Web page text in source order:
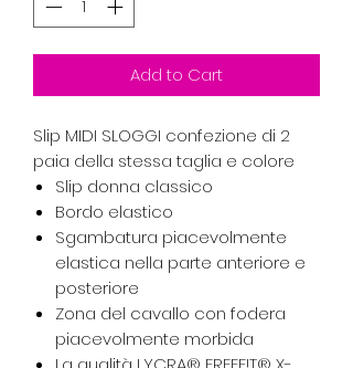
Add to Cart
Slip MIDI SLOGGI confezione di 2
paia della stessa taglia e colore
Slip donna classico
Bordo elastico
Sgambatura piacevolmente
elastica nella parte anteriore e
posteriore
Zona del cavallo con fodera
piacevolmente morbida